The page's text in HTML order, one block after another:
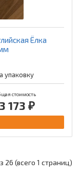
Ёлка
упаковку
стоимость
173 ₽
26 (всего 1 страниц)